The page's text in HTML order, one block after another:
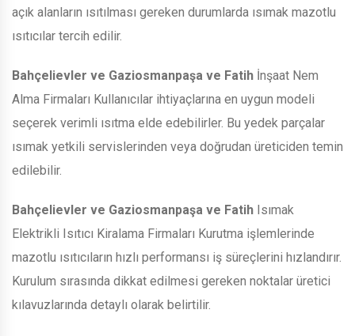
açık alanların ısıtılması gereken durumlarda ısımak mazotlu
ısıtıcılar tercih edilir.
Bahçelievler ve Gaziosmanpaşa ve Fatih İnşaat Nem
Alma Firmaları Kullanıcılar ihtiyaçlarına en uygun modeli
seçerek verimli ısıtma elde edebilirler. Bu yedek parçalar
ısımak yetkili servislerinden veya doğrudan üreticiden temin
edilebilir.
Bahçelievler ve Gaziosmanpaşa ve Fatih Isımak
Elektrikli Isıtıcı Kiralama Firmaları Kurutma işlemlerinde
mazotlu ısıtıcıların hızlı performansı iş süreçlerini hızlandırır.
Kurulum sırasında dikkat edilmesi gereken noktalar üretici
kılavuzlarında detaylı olarak belirtilir.